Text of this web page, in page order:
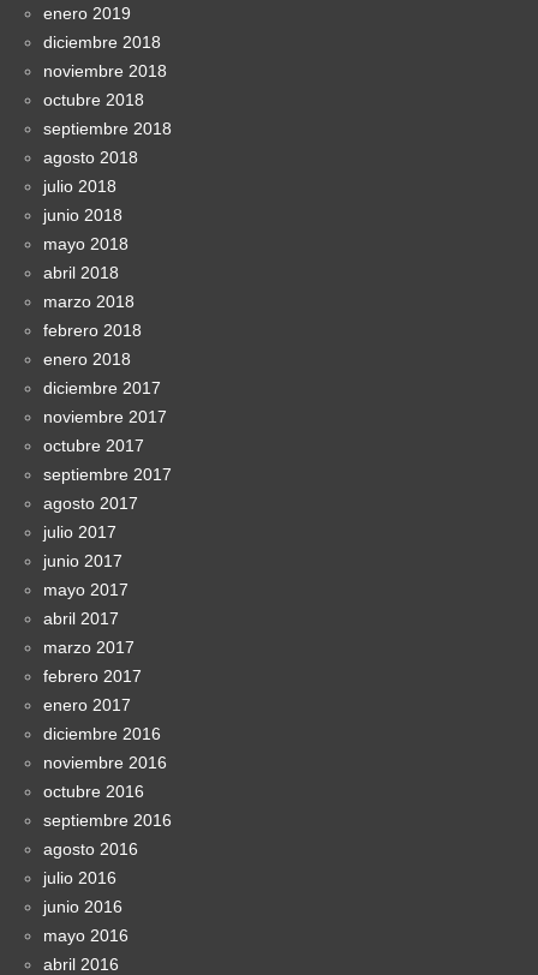
enero 2019
diciembre 2018
noviembre 2018
octubre 2018
septiembre 2018
agosto 2018
julio 2018
junio 2018
mayo 2018
abril 2018
marzo 2018
febrero 2018
enero 2018
diciembre 2017
noviembre 2017
octubre 2017
septiembre 2017
agosto 2017
julio 2017
junio 2017
mayo 2017
abril 2017
marzo 2017
febrero 2017
enero 2017
diciembre 2016
noviembre 2016
octubre 2016
septiembre 2016
agosto 2016
julio 2016
junio 2016
mayo 2016
abril 2016